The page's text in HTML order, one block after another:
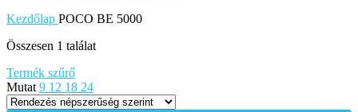
Kezdőlap POCO BE 5000
Összesen 1 találat
Termék szűrő
Mutat 9 12 18 24